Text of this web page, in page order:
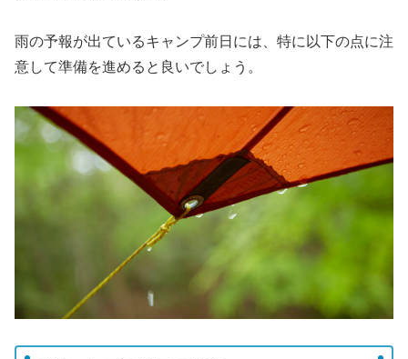
雨の予報が出ているキャンプ前日には、特に以下の点に注
意して準備を進めると良いでしょう。